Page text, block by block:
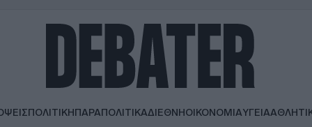
ΠΟΛΙΤΙΚΗΠΑΡΑΠΟΛΙΤΙΚΑΔΙΕΘΝΗΟΙΚΟΝΟΜΙΑΥΓΕΙΑ